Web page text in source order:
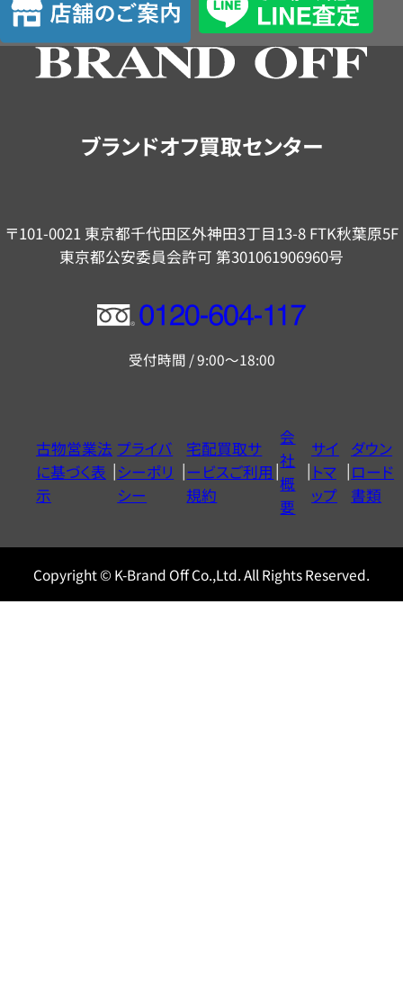
定
舗
の
ブランドオフ買取センター
〒101-0021 東京都千代田区外神田3丁目13-8 FTK秋葉原5F
東京都公安委員会許可 第301061906960号
フ
ー
ヤ
ル
0120604117
受付時間 / 9:00～18:00
古物営業法
に基づく表
示
プライバ
シーポリ
シー
宅配買取サ
ービスご利用
規約
会
社
概
要
サイ
トマ
ップ
ダウン
ロード
書類
Copyright © K-Brand Off Co.,Ltd. All Rights Reserved.